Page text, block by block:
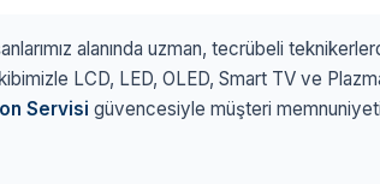
alanında uzman, tecrübeli
LCD, LED, OLED, Smart TV ve
Servisi güvencesiyle müşteri